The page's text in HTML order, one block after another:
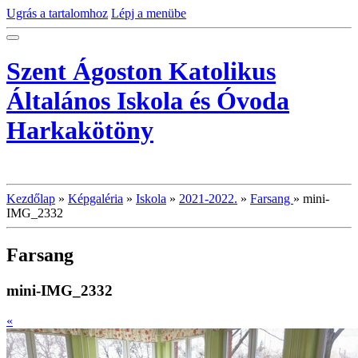
Ugrás a tartalomhoz Lépj a menübe
Szent Ágoston Katolikus
Általános Iskola és Óvoda
Harkakötöny
Kezdőlap » Képgaléria » Iskola » 2021-2022. » Farsang » mini-
IMG_2332
Farsang
mini-IMG_2332
«